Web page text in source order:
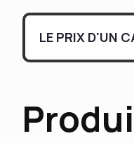
LE PRIX D'UN